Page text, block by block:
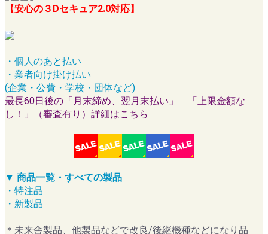
【安心の３Dセキュア2.0対応】
・個人のあと払い
・業者向け掛け払い
(企業・公費・学校・団体など)
最長60日後の「月末締め、翌月末払い」 「上限金額な
し！」（審査有り）詳細はこちら
▼ 商品一覧・すべての製品
・特注品
・新製品
＊未来舎製品、他製品などで改良/後継機種などになり品